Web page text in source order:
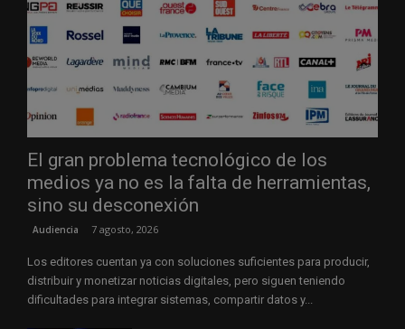
El gran problema tecnológico de los
medios ya no es la falta de herramientas,
sino su desconexión
Audiencia 7 agosto, 2026
Los editores cuentan ya con soluciones suficientes para producir,
distribuir y monetizar noticias digitales, pero siguen teniendo
dificultades para integrar sistemas, compartir datos y...